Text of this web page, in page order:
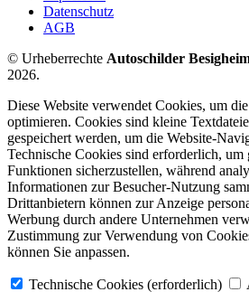
Datenschutz
AGB
© Urheberrechte Autoschilder
2026.
Diese Website verwendet Cookies, um
optimieren. Cookies sind kleine
gespeichert werden, um die Website-
Technische Cookies sind erforderlich, um
Funktionen sicherzustellen, während
Informationen zur Besucher-Nutzung
Drittanbietern können zur Anzeige
Werbung durch andere Unternehmen
Zustimmung zur Verwendung von
können Sie anpassen.
Technische Cookies (erforderlich)